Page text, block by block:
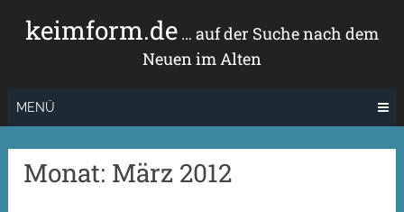
Inhaltkeimform.de… auf der Suche nach dem
Neuen im Alten
MENÜ
Monat: März 2012